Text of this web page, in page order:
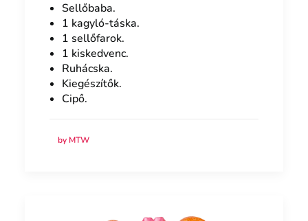
Sellőbaba.
1 kagyló-táska.
1 sellőfarok.
1 kiskedvenc.
Ruhácska.
Kiegészítők.
Cipő.
by MTW